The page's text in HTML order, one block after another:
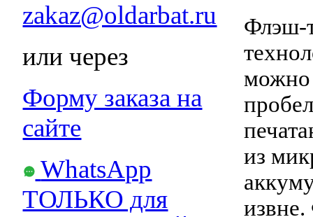
zakaz@oldarbat.ru
или через
Форму заказа на
сайте
WhatsApp
ТОЛЬКО для
Флэш-
можно
из